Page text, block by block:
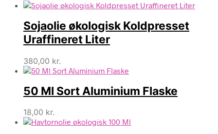
Sojaolie økologisk Koldpresset
Uraffineret Liter
380,00 kr.
50 Ml Sort Aluminium Flaske
18,00 kr.